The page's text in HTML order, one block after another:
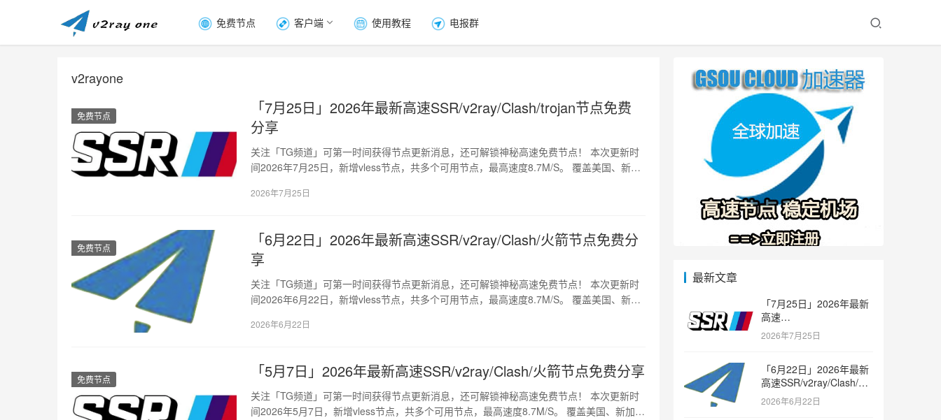
免费节点 客户端 使用教程 电报群
v2rayone
免费节点
「7月25日」2026年最新高速SSR/v2ray/Clash/trojan节点免费
分享
关注「TG频道」可第一时间获得节点更新消息，还可解锁神秘高速免费节点！ 本次更新时
间2026年7月25日，新增vless节点，共多个可用节点，最高速度8.7M/S。 覆盖美国、新
2026年7月25日
免费节点
「6月22日」2026年最新高速SSR/v2ray/Clash/火箭节点免费分
享
关注「TG频道」可第一时间获得节点更新消息，还可解锁神秘高速免费节点！ 本次更新时
间2026年6月22日，新增vless节点，共多个可用节点，最高速度8.7M/S。 覆盖美国、新
2026年6月22日
免费节点 「5月7日」2026年最新高速SSR/v2ray/Clash/火箭节点免费分享
关注「TG频道」可第一时间获得节点更新消息，还可解锁神秘高速免费节点！ 本次更新时
间2026年5月7日，新增vless节点，共多个可用节点，最高速度8.7M/S。 覆盖美国、新加
最新文章
「7月25日」2026年最新
高速
SSR/v2ray/Clash/trojan
节点免费分享
2026年7月25日
「6月22日」2026年最新
高速SSR/v2ray/Clash/火
箭节点免费分享
2026年6月22日